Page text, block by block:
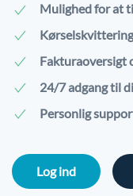
Mulighed for at
Fakturaoversigt
24/7 adgang til
Personlig
Log ind